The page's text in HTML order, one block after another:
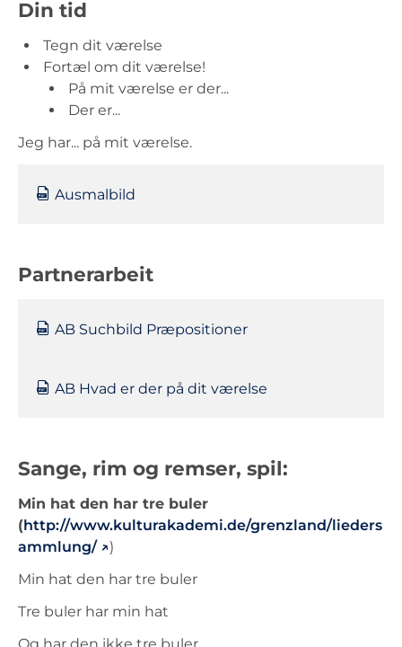
Din tid
Tegn dit værelse
Fortæl om dit værelse!
På mit værelse er der...
Der er...
Jeg har... på mit værelse.
Ausmalbild
Partnerarbeit
AB Suchbild Præpositioner
AB Hvad er der på dit værelse
Sange, rim og remser, spil:
Min hat den har tre buler
(http://www.kulturakademi.de/grenzland/lieders
ammlung/
)
Min hat den har tre buler
Tre buler har min hat
Og har den ikke tre buler